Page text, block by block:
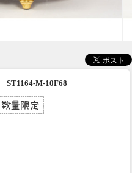
ST1164-M-10F68